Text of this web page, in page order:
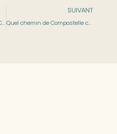
Chemin de Saint Jacques de Compostelle en Espagne : guide complet pour réussir ton pèlerinage
SUIVANT
Quel chemin de Compostelle choisir en France ? Mon expérience et conseils pour te lancer